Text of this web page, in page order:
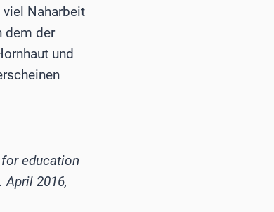
Naharbeit
dem der
und
education
2016,